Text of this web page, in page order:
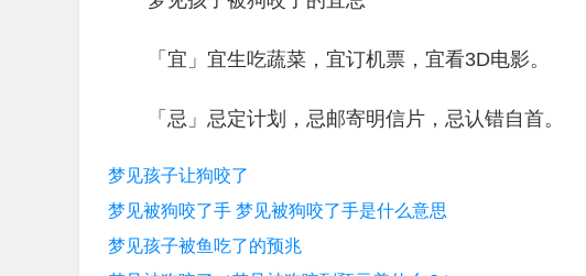
「宜」宜生吃蔬菜，宜订机票，宜看3D电影。
「忌」忌定计划，忌邮寄明信片，忌认错自首。
梦见孩子让狗咬了
梦见被狗咬了手 梦见被狗咬了手是什么意思
梦见孩子被鱼吃了的预兆